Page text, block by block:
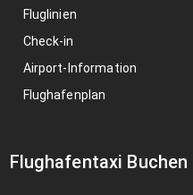
Fluglinien
Check-in
Airport-Information
Flughafenplan
Flughafentaxi Buchen